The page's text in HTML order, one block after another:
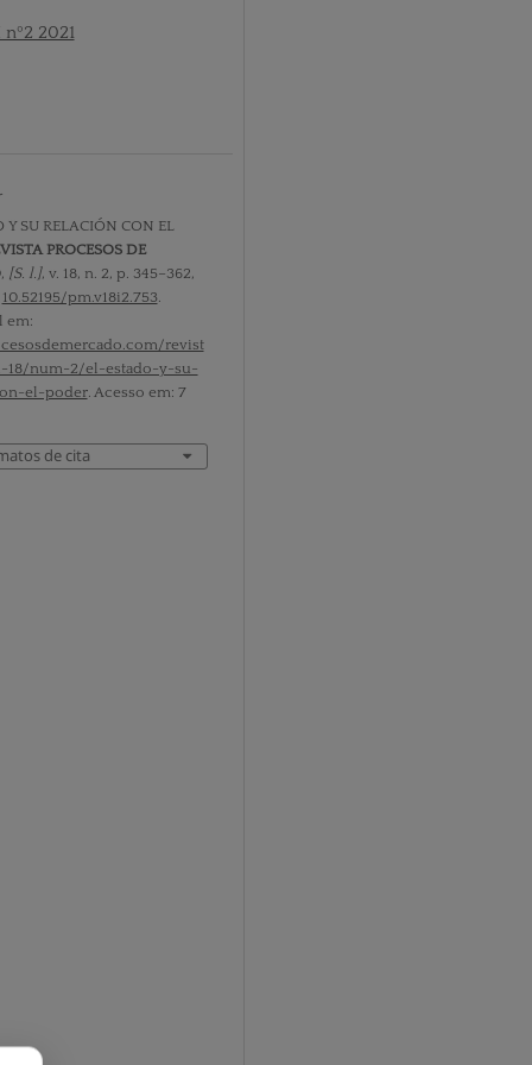
2021
Y SU RELACIÓN CON EL
PROCESOS DE
, [S. l.], v. 18, n. 2, p. 345–362,
10.52195/pm.v18i2.753.
em:
revist
18/num-2/el-estado-y-su-
el-poder. Acesso em: 7
de cita